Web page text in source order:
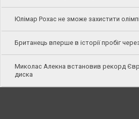
Юлімар Рохас не зможе захистити
Британець вперше в історії пробіг
Миколас Алекна встановив рекорд
диска